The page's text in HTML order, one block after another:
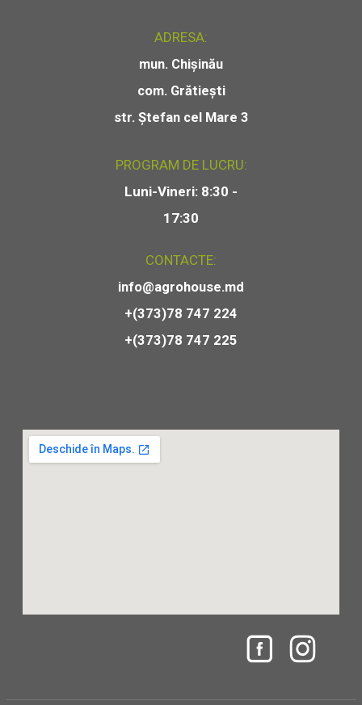
ADRESA:
mun. Chișinău
com. Grătiești
str. Ștefan cel Mare 3
PROGRAM DE LUCRU:
Luni-Vineri: 8:30 -
17:30
CONTACTE:
info@agrohouse.md
+(373)78 747 224
+(373)78 747 225